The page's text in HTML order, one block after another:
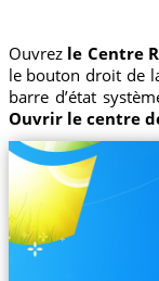
Ouvrez le Centre
le bouton droit de
barre d’état
Ouvrir le centre